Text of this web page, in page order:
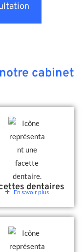
cabinet
dentaires
En savoir plus